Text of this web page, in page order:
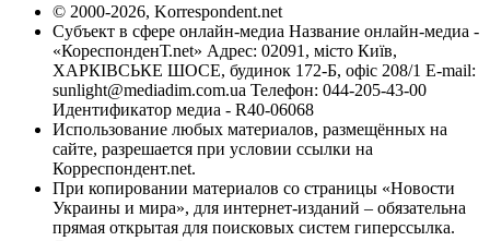
© 2000-2026, Korrespondent.net
Субъект в сфере онлайн-медиа Название онлайн-медиа -
«КореспонденТ.net» Адрес: 02091, місто Київ,
ХАРКІВСЬКЕ ШОСЕ, будинок 172-Б, офіс 208/1 E-mail:
sunlight@mediadim.com.ua Телефон: 044-205-43-00
Идентификатор медиа - R40-06068
Использование любых материалов, размещённых на
сайте, разрешается при условии ссылки на
Корреспондент.net.
При копировании материалов со страницы «Новости
Украины и мира», для интернет-изданий – обязательна
прямая открытая для поисковых систем гиперссылка.